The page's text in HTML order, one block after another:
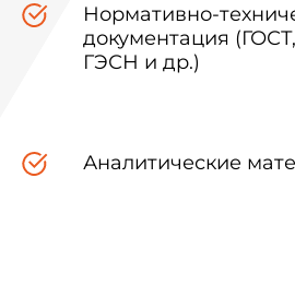
Нормативно-
документация
ГЭСН и др.)
Аналитические